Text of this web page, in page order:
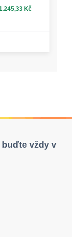
Kč
buďte vždy v